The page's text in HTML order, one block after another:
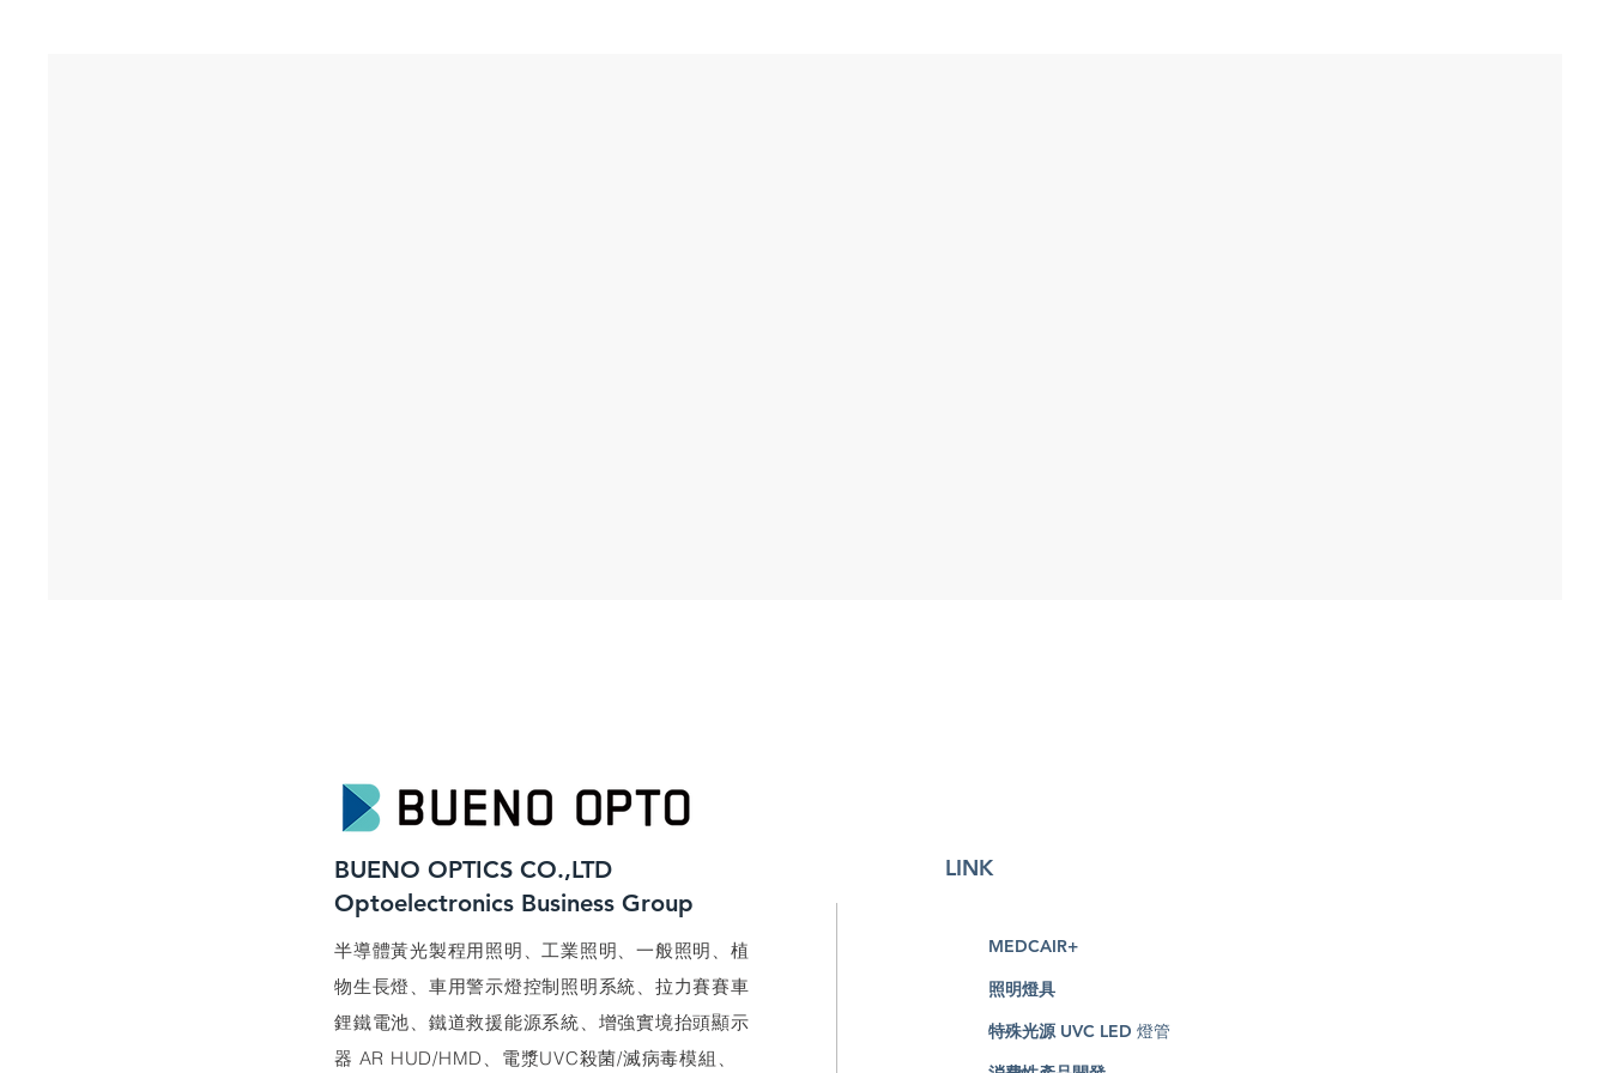
BUENO OPTICS CO.,LTD
​Optoelectronics Business Group
LINK
​半導體黃光製程用照明、工業照明、一般照明、植
物生長燈、車用警示燈控制照明系統、拉力賽賽車
鋰鐵電池、鐵道救援能源系統、增強實境抬頭顯示
器 AR HUD/HMD、電漿UVC殺菌/滅病毒模組、
MEDCAIR+
照明燈具
特殊光源 UVC LED 燈管